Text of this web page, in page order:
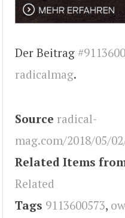
Der Beitrag
radicalmag.
Source radical-
mag.com/2018/05/
Related Items
Related
Tags 9113600573,